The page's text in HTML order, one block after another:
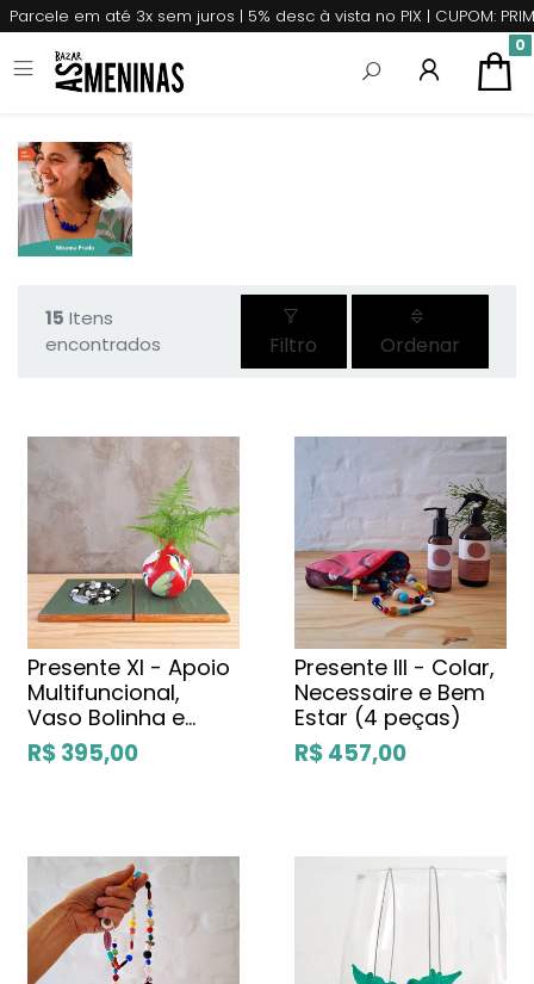
Parcele em até 3x sem juros | 5% desc à vista no PIX | CUPOM:
0
15 Itens
encontrados
Filtro Ordenar
Presente XI - Apoio
Multifuncional,
Vaso Bolinha e
Colar
R$ 395,00
Presente III - Colar,
Necessaire e Bem
Estar (4 peças)
R$ 457,00